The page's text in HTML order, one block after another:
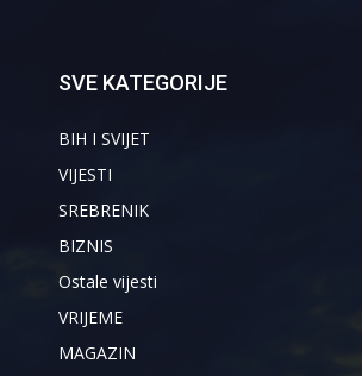
SVE KATEGORIJE
BIH I SVIJET
VIJESTI
SREBRENIK
BIZNIS
Ostale vijesti
VRIJEME
MAGAZIN